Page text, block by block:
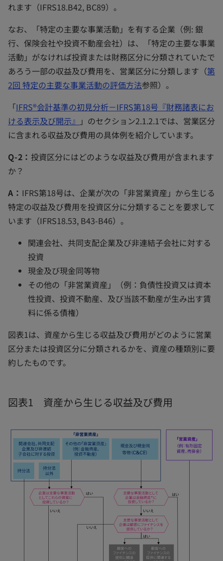
れます（IFRS18.B42, BC89）。
なお、「特定の主要な事業活動」を有する企業（例: 銀
行、保険会社や投資不動産会社）は、「特定の主要な事業
活動」がなければ投資または財務区分に分類されていたで
あろう一部の収益及び費用を、営業区分に分類します（第
2回 特定の主要な事業活動の評価方法参照）。
「IFRS®会計基準の初見分析－IFRS第18号『財務諸表にお
ける表示及び開示』 」のセクション2.1.2.1では、営業区分
に含まれる収益及び費用の具体例を紹介しています。
Q-2：投資区分にはどのような収益及び費用が含まれます
か？
A： IFRS第18号は、企業が次の「非営業資産」から生じる
特定の収益及び費用を投資区分に分類することを要求して
います（IFRS18.53, B43-B46）。
関連会社、共同支配企業及び非連結子会社に対する
投資
現金及び現金同等物
その他の「非営業資産」（例：負債性投資又は資本
性投資、投資不動産、及び当該不動産が生み出す賃
料に係る債権）
図表1は、資産から生じる収益及び費用がどのように営業
区分または投資区分に分類されるかを、資産の種類別に要
約したものです。
図表1 資産から生じる収益及び費用